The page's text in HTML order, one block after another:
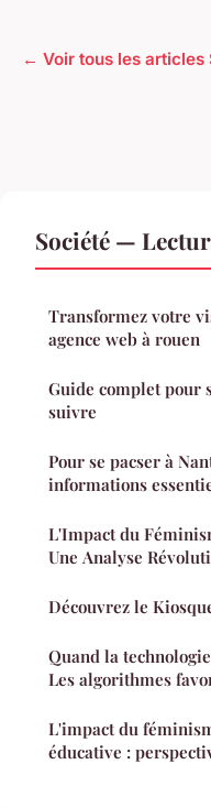
← Voir tous les articles
Société —
Transformez votre
agence web à rouen
Guide complet pour
suivre
Pour se pacser à
informations
L'Impact du
Une Analyse
Découvrez le
Quand la
Les algorithmes
L'impact du
éducative :